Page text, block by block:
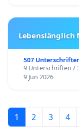
Lebenslänglich
507
9 Unterschriften /
9 Jun 2026
1 2 3 4